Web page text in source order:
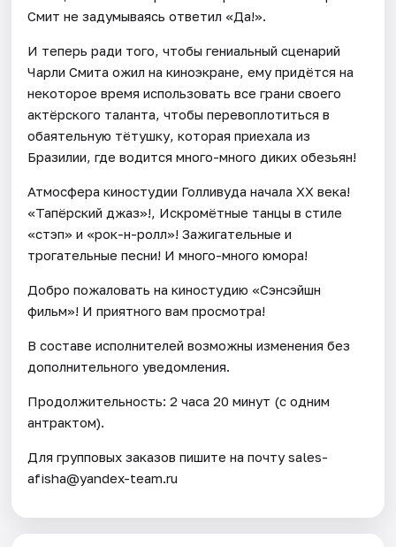
Смит не задумываясь ответил «Да!».
И теперь ради того, чтобы гениальный сценарий
Чарли Смита ожил на киноэкране, ему придётся на
некоторое время использовать все грани своего
актёрского таланта, чтобы перевоплотиться в
обаятельную тётушку, которая приехала из
Бразилии, где водится много-много диких обезьян!
Атмосфера киностудии Голливуда начала XX века!
«Тапёрский джаз»!, Искромётные танцы в стиле
«стэп» и «рок-н-ролл»! Зажигательные и
трогательные песни! И много-много юмора!
Добро пожаловать на киностудию «Сэнсэйшн
фильм»! И приятного вам просмотра!
В составе исполнителей возможны изменения без
дополнительного уведомления.
Продолжительность: 2 часа 20 минут (с одним
антрактом).
Для групповых заказов пишите на почту sales-
afisha@yandex-team.ru